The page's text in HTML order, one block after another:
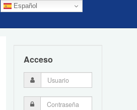
Español
Acceso